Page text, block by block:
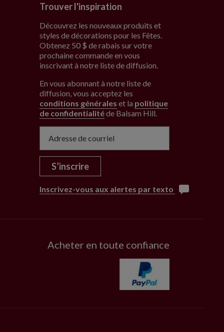
Trouver l'inspiration
Découvrez les nouveaux produits et
styles de décorations pour les Fêtes.
Obtenez 50 $ de rabais sur votre
prochaine commande en vous
inscrivant à notre liste de diffusion.
En vous abonnant à notre liste de
diffusion, vous acceptez les
conditions générales et la politique
de confidentialitéde Balsam Hill
S’inscrire
Inscrivez-vous aux alertes par texto
Acheter en toute confiance